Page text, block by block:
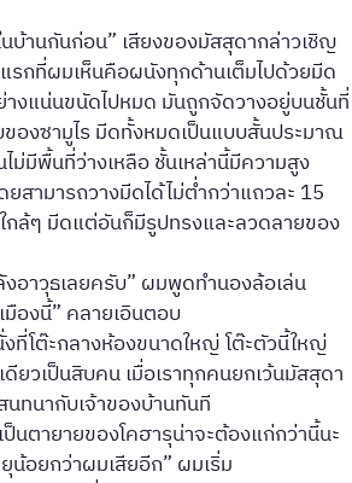
บ้านกันก่อน” เสียงของมัสสุดากล่าวเชิญ
แรกที่ผมเห็นคือผนังทุกด้านเต็มไปด้วยมีด
งแน่นขนัดไปหมด มันถูกจัดวางอยู่บนชั้นที่
องซามูไร มีดทั้งหมดเป็นแบบสั้นประมาณ
ม่มีพื้นที่ว่างเหลือ ชั้นเหล่านี้มีความสูง
สามารถวางมีดได้ไม่ต่ำกว่าแถวละ 15
ใกล้ๆ มีดแต่อันก็มีรูปทรงและลวดลายของ
งอาวุธเลยครับ” ผมพูดทำนองล้อเล่น
มืองนี้” คลายเอินตอบ
ที่โต๊ะกลางห้องขนาดใหญ่ โต๊ะตัวนี้ใหญ่
ยวเป็นสิบคน เมื่อเราทุกคนยกเว้นมัสสุดา
ทนากับเจ้าของบ้านทันที
นตายายของโคฮารุน่าจะต้องแก่กว่านี้นะ
อยกว่าผมเสียอีก” ผมเริ่ม